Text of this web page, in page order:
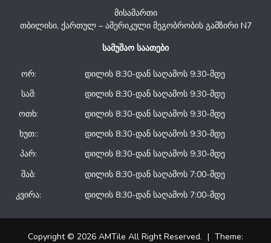
მისამართი
თბილისი, ქართულ – ამერიკული მეგობრობის გამზირი N7
სამუშაო საათები
ორ:
დილის 8:30-დან საღამოს 9:30-მდე
სამ:
დილის 8:30-დან საღამოს 9:30-მდე
ოთხ:
დილის 8:30-დან საღამოს 9:30-მდე
ხუთ::
დილის 8:30-დან საღამოს 9:30-მდე
პარ:
დილის 8:30-დან საღამოს 9:30-მდე
შაბ:
დილის 8:30-დან საღამოს 7:00-მდე
კვირა:
დილის 8:30-დან საღამოს 7:00-მდე
Copyright © 2026 AMTile All Right Reserved. | Theme: